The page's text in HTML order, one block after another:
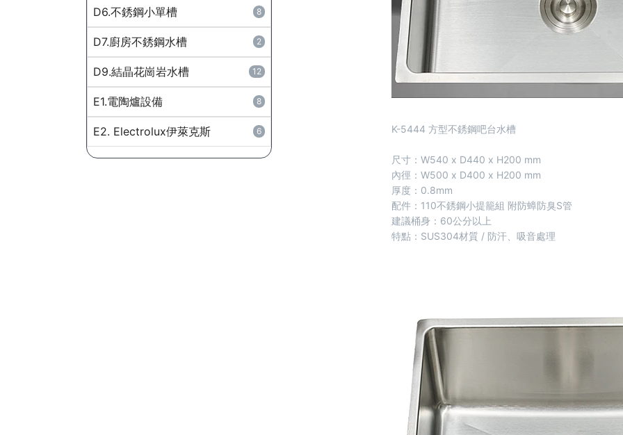
D6.不銹鋼小單槽 8
D7.廚房不銹鋼水槽 2
D9.結晶花崗岩水槽 12
E1.電陶爐設備 8
E2. Electrolux伊萊克斯 6 K-5444 方型不銹鋼吧台水槽
尺寸：W540 x D440 x H200 mm
內徑：W500 x D400 x H200 mm
厚度：0.8mm
配件：110不銹鋼小提籠組 附防蟑防臭S管
建議桶身：60公分以上
特點：SUS304材質 / 防汗、吸音處理